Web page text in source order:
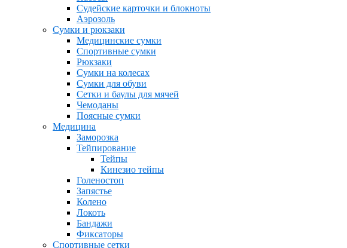
Судейские карточки и блокноты
Аэрозоль
Сумки и рюкзаки
Медицинские сумки
Спортивные сумки
Рюкзаки
Сумки на колесах
Сумки для обуви
Сетки и баулы для мячей
Чемоданы
Поясные сумки
Медицина
Заморозка
Тейпирование
Тейпы
Кинезио тейпы
Голеностоп
Запястье
Колено
Локоть
Бандажи
Фиксаторы
Спортивные сетки